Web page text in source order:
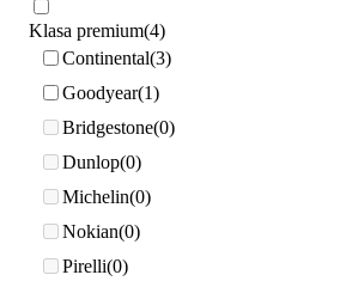
Klasa premium 4
Continental 3
Goodyear 1
Bridgestone 0
Dunlop 0
Michelin 0
Nokian 0
Pirelli 0